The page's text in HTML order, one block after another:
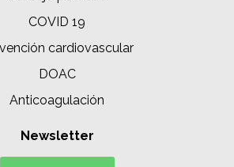
COVID 19
cardiovascular
DOAC
Anticoagulación
Newsletter